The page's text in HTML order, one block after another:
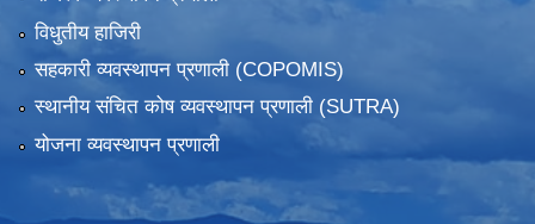
विधुतीय हाजिरी
सहकारी व्यवस्थापन प्रणाली (COPOMIS)
स्थानीय संचित कोष व्यवस्थापन प्रणाली (SUTRA)
योजना व्यवस्थापन प्रणाली